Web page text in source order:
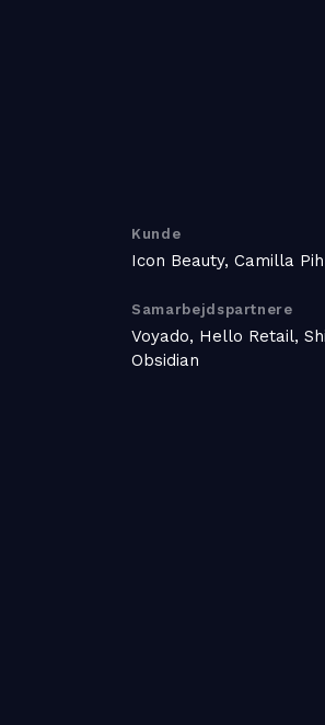
Kunde
Icon Beauty, Camilla
Samarbejdspartnere
Voyado, Hello Retail,
Obsidian